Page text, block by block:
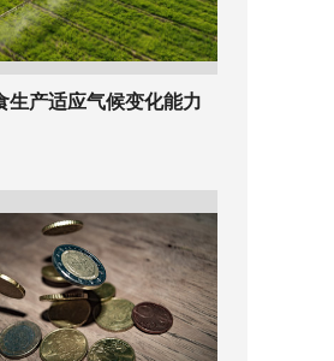
生产适应气候变化能力